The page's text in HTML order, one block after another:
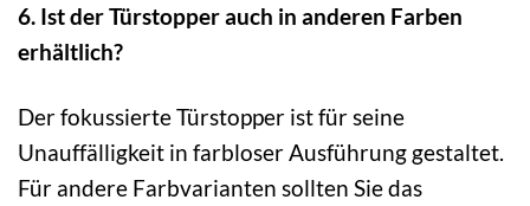
6. Ist der Türstopper auch in anderen Farben
erhältlich?
Der fokussierte Türstopper ist für seine
Unauffälligkeit in farbloser Ausführung gestaltet.
Für andere Farbvarianten sollten Sie das